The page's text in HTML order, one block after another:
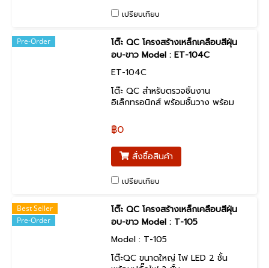
เปรียบเทียบ
Pre-Order
โต๊ะ QC โครงสร้างเหล็กเคลือบสีฝุ่น
อบ-ขาว Model : ET-104C
ET-104C
โต๊ะ QC สำหรับตรวจชิ้นงาน
อิเล็กทรอนิกส์ พร้อมชั้นวาง พร้อม
฿0
สั่งซื้อสินค้า
เปรียบเทียบ
Best Seller
Pre-Order
โต๊ะ QC โครงสร้างเหล็กเคลือบสีฝุ่น
อบ-ขาว Model : T-105
Model : T-105
โต๊ะQC ขนาดใหญ่ ไฟ LED 2 ชั้น